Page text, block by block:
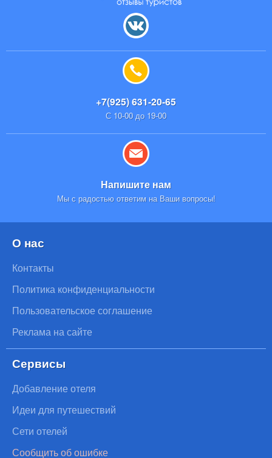
+7(925) 631-20-65
С 10-00 до 19-00
Напишите нам
Мы с радостью ответим на Ваши вопросы!
О нас
Контакты
Политика конфиденциальности
Пользовательское соглашение
Реклама на сайте
Сервисы
Добавление отеля
Идеи для путешествий
Сети отелей
Сообщить об ошибке